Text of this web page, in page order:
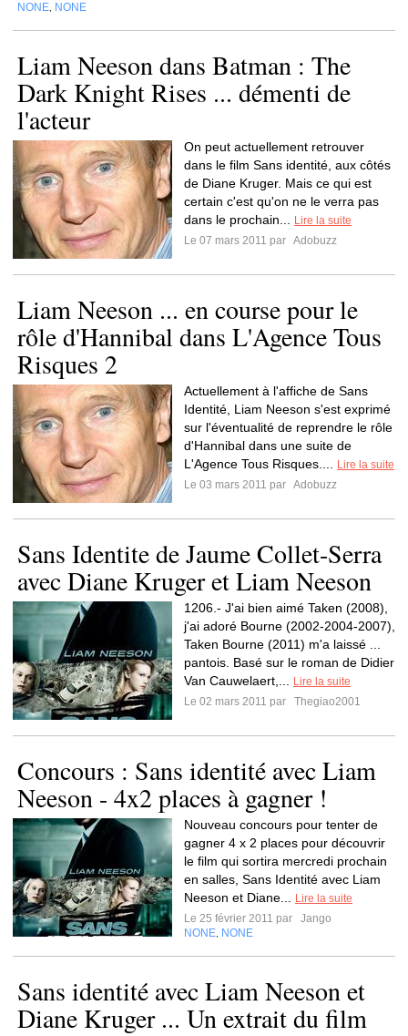
NONE NONE
Liam Neeson dans Batman : The
Dark Knight Rises ... démenti de
l'acteur
On peut actuellement retrouver
dans le film Sans identité, aux côtés
de Diane Kruger. Mais ce qui est
certain c'est qu'on ne le verra pas
dans le prochain...
Lire la suite
Le 07 mars 2011 par Adobuzz
Liam Neeson ... en course pour le
rôle d'Hannibal dans L'Agence Tous
Risques 2
Actuellement à l'affiche de Sans
Identité, Liam Neeson s'est exprimé
sur l'éventualité de reprendre le rôle
d'Hannibal dans une suite de
L'Agence Tous Risques....
Lire la suite
Le 03 mars 2011 par Adobuzz
Sans Identite de Jaume Collet-Serra
avec Diane Kruger et Liam Neeson
1206.- J'ai bien aimé Taken (2008),
j'ai adoré Bourne (2002-2004-2007),
Taken Bourne (2011) m'a laissé ...
pantois. Basé sur le roman de Didier
Van Cauwelaert,...
Lire la suite
Le 02 mars 2011 par
Thegiao2001
Concours : Sans identité avec Liam
Neeson - 4x2 places à gagner !
Nouveau concours pour tenter de
gagner 4 x 2 places pour découvrir
le film qui sortira mercredi prochain
en salles, Sans Identité avec Liam
Neeson et Diane...
Lire la suite
Le 25 février 2011 par
Jango
NONE NONE
Sans identité avec Liam Neeson et
Diane Kruger ... Un extrait du film